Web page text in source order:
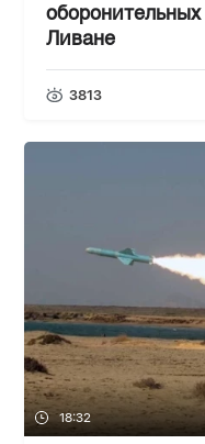
Ливане
3813
18:32